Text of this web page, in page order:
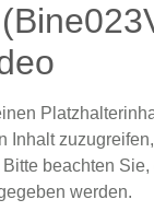
Inhalt
beachten
werden.